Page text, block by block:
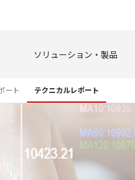
ソリューション・製品
ート テクニカルレポート